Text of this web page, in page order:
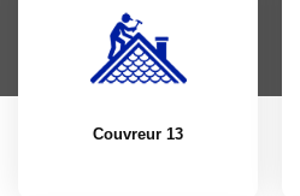
Couvreur 13